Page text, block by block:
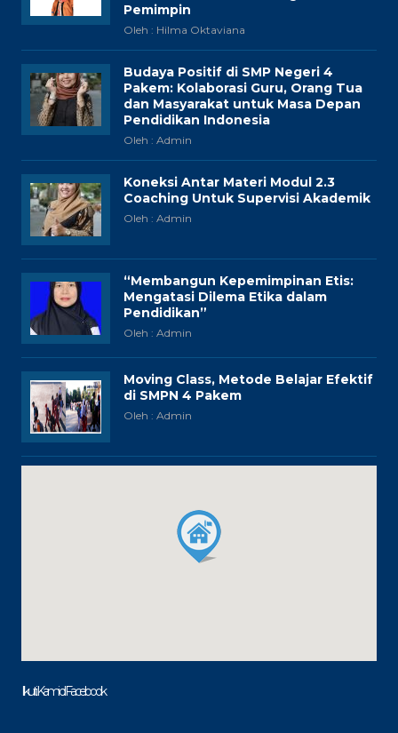
Pemimpin
Oleh : Hilma Oktaviana
Budaya Positif di SMP Negeri 4
Pakem: Kolaborasi Guru, Orang Tua
dan Masyarakat untuk Masa Depan
Pendidikan Indonesia
Oleh : Admin
Koneksi Antar Materi Modul 2.3
Coaching Untuk Supervisi Akademik
Oleh : Admin
“Membangun Kepemimpinan Etis:
Mengatasi Dilema Etika dalam
Pendidikan”
Oleh : Admin
Moving Class, Metode Belajar Efektif
di SMPN 4 Pakem
Oleh : Admin
Ikuti Kami di Facebook